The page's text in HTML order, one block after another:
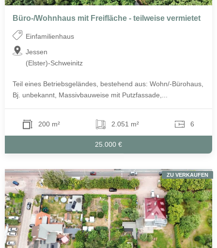
Büro-/Wohnhaus mit Freifläche - teilweise vermietet
Einfamilienhaus
Jessen
(Elster)-Schweinitz
Teil eines Betriebsgeländes, bestehend aus: Wohn/-Bürohaus,
Bj. unbekannt, Massivbauweise mit Putzfassade,...
200 m² 2.051 m² 6
25.000 €
ZU VERKAUFEN